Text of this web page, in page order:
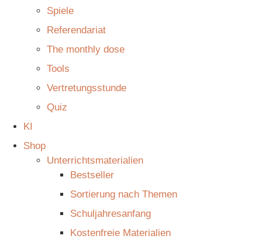
Spiele
Referendariat
The monthly dose
Tools
Vertretungsstunde
Quiz
KI
Shop
Unterrichtsmaterialien
Bestseller
Sortierung nach Themen
Schuljahresanfang
Kostenfreie Materialien